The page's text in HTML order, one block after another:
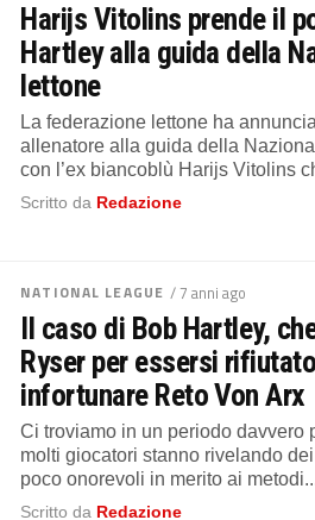
Harijs Vitolins prende il
Hartley alla guida della
lettone
La federazione lettone ha
allenatore alla guida della
con l’ex biancoblù Harijs Vitolins
Scritto da Redazione
NATIONAL LEAGUE / 7 anni ago
Il caso di Bob Hartley,
Ryser per essersi
infortunare Reto Von Arx
Ci troviamo in un periodo davvero
molti giocatori stanno rivelando
poco onorevoli in merito ai
Scritto da Redazione